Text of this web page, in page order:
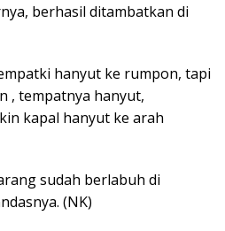
berhasil ditambatkan di
hanyut ke rumpon, tapi
, tempatnya hanyut,
kapal hanyut ke arah
sudah berlabuh di
(NK)